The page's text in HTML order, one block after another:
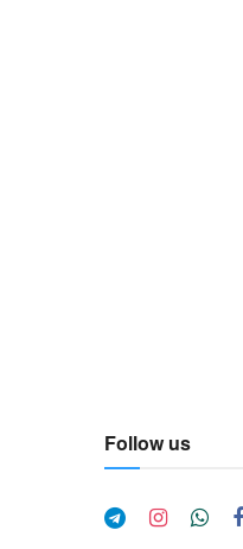
Follow us